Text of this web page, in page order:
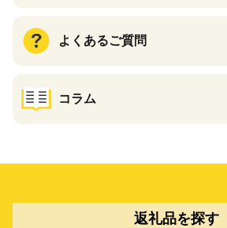
よくあるご質問
コラム
返礼品を探す